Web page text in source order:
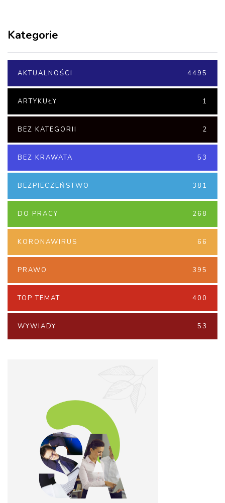
Kategorie
AKTUALNOŚCI 4495
ARTYKUŁY 1
BEZ KATEGORII 2
BEZ KRAWATA 53
BEZPIECZEŃSTWO 381
DO PRACY 268
KORONAWIRUS 66
PRAWO 395
TOP TEMAT 400
WYWIADY 53